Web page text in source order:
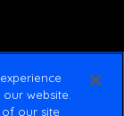
website.
our site